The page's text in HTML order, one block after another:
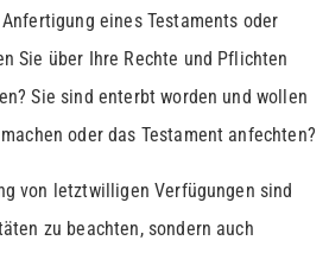
eines Testaments oder
Sie über Ihre Rechte und Pflichten
Sie sind enterbt worden und wollen
oder das Testament anfechten?
von letztwilligen Verfügungen sind
zu beachten, sondern auch